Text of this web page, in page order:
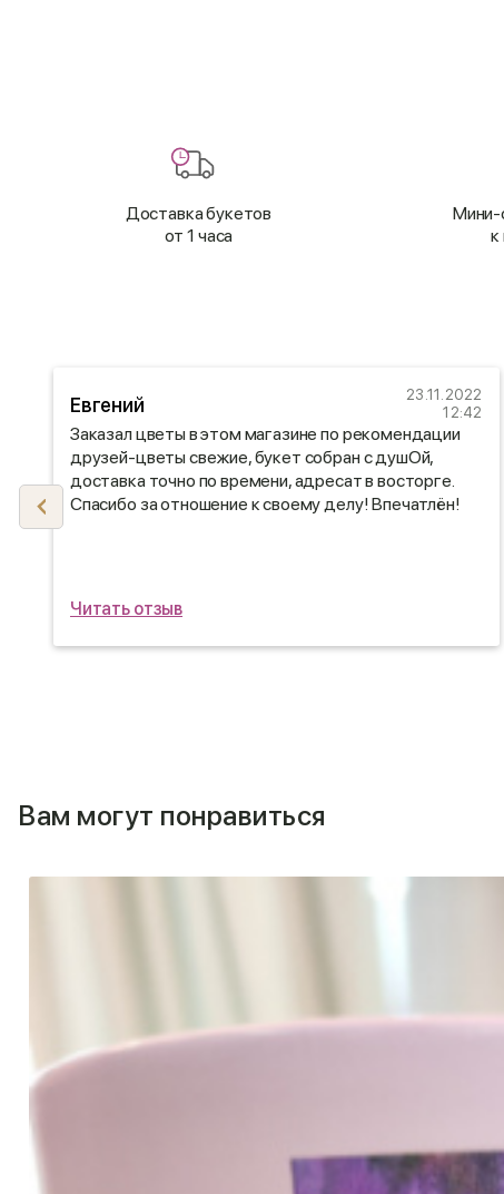
Доставка букетов
от 1 часа
Мини-
к
Евгений
23.11.2022
12:42
Заказал цветы в этом магазине по рекомендации
друзей-цветы свежие, букет собран с душОй,
доставка точно по времени, адресат в восторге.
Спасибо за отношение к своему делу! Впечатлён!
Читать отзыв
Вам могут понравиться